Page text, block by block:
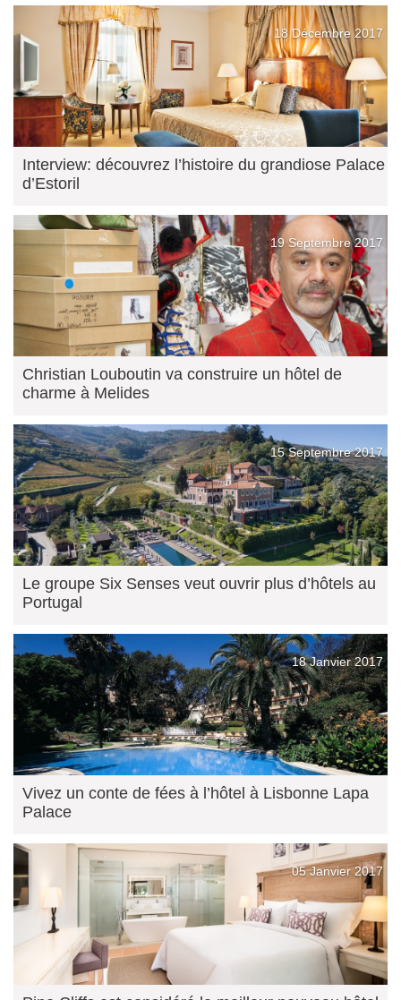
18 Décembre 2017
Interview: découvrez l’histoire du grandiose Palace
d’Estoril
19 Septembre 2017
Christian Louboutin va construire un hôtel de
charme à Melides
15 Septembre 2017
Le groupe Six Senses veut ouvrir plus d’hôtels au
Portugal
18 Janvier 2017
Vivez un conte de fées à l’hôtel à Lisbonne Lapa
Palace
05 Janvier 2017